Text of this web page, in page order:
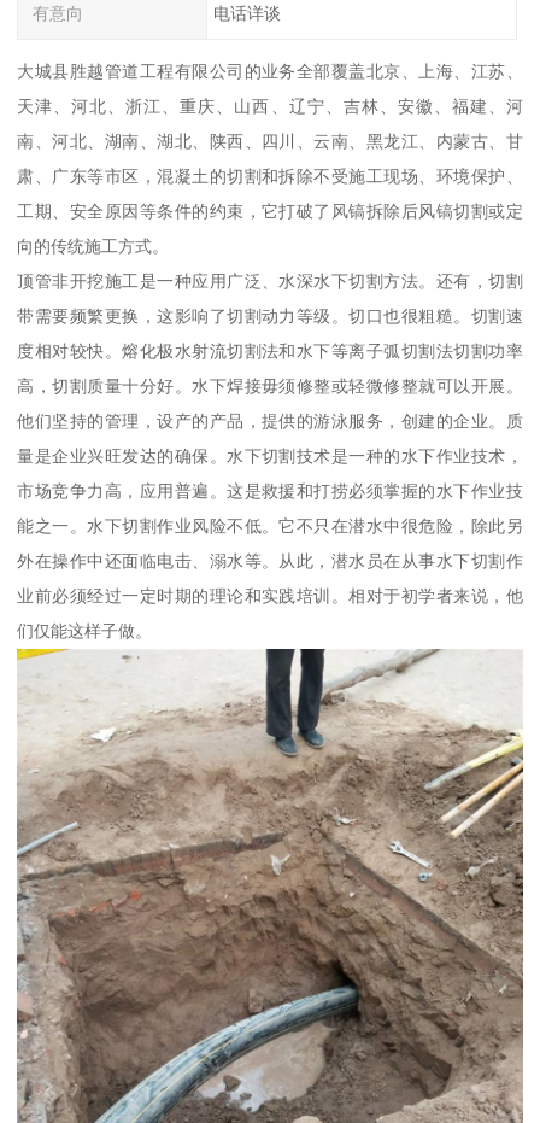
有意向 电话详谈
大城县胜越管道工程有限公司的业务全部覆盖北京、上海、江苏、
天津、河北、浙江、重庆、山西、辽宁、吉林、安徽、福建、河
南、河北、湖南、湖北、陕西、四川、云南、黑龙江、内蒙古、甘
肃、广东等市区，混凝土的切割和拆除不受施工现场、环境保护、
工期、安全原因等条件的约束，它打破了风镐拆除后风镐切割或定
向的传统施工方式。
顶管非开挖施工是一种应用广泛、水深水下切割方法。还有，切割
带需要频繁更换，这影响了切割动力等级。切口也很粗糙。切割速
度相对较快。熔化极水射流切割法和水下等离子弧切割法切割功率
高，切割质量十分好。水下焊接毋须修整或轻微修整就可以开展。
他们坚持的管理，设产的产品，提供的游泳服务，创建的企业。质
量是企业兴旺发达的确保。水下切割技术是一种的水下作业技术，
市场竞争力高，应用普遍。这是救援和打捞必须掌握的水下作业技
能之一。水下切割作业风险不低。它不只在潜水中很危险，除此另
外在操作中还面临电击、溺水等。从此，潜水员在从事水下切割作
业前必须经过一定时期的理论和实践培训。相对于初学者来说，他
们仅能这样子做。